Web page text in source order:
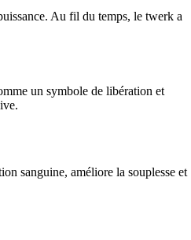
Au fil du temps, le twerk a
un symbole de libération et
sanguine, améliore la souplesse et